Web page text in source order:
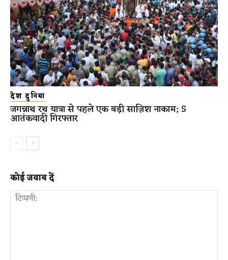
देश दुनिया
जगन्नाथ रथ यात्रा से पहले एक बड़ी साज़िश नाकाम; 5
आतंकवादी गिरफ्तार
कोई जवाब दें